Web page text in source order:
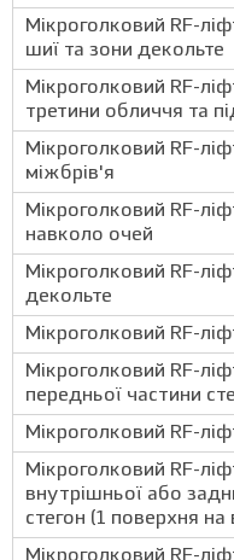
Мікроголковий RF-
шиї та зони декольте
Мікроголковий RF-
третини обличчя та
Мікроголковий RF-
міжбрів'я
Мікроголковий RF-
навколо очей
Мікроголковий RF-
декольте
Мікроголковий RF-
Мікроголковий RF-
передньої частини
Мікроголковий RF-
Мікроголковий RF-
внутрішньої або
стегон (1 поверхня на